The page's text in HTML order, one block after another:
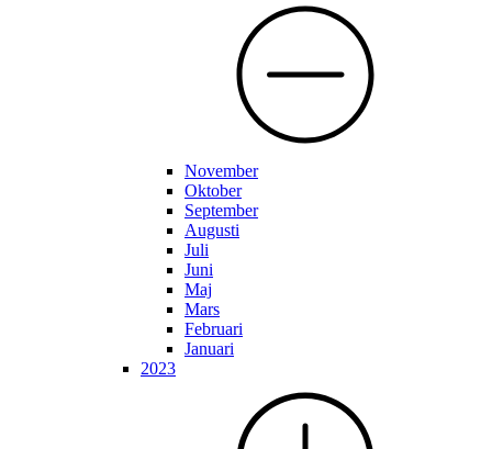
November
Oktober
September
Augusti
Juli
Juni
Maj
Mars
Februari
Januari
2023